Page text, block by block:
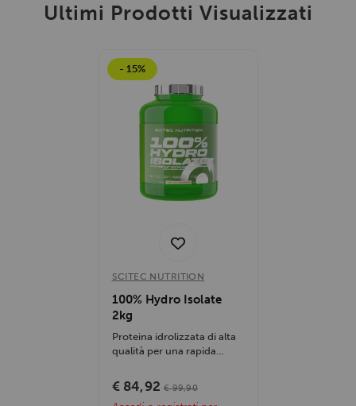
Ultimi Prodotti Visualizzati
- 15%
SCITEC NUTRITION
100% Hydro Isolate
2kg
Proteina idrolizzata di alta
qualità per una rapida
€ 84,92 € 99,90